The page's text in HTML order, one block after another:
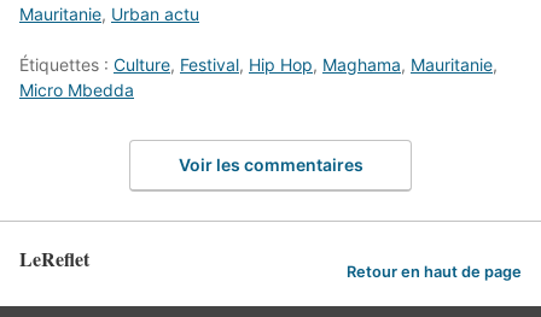
Mauritanie, Urban actu
Étiquettes : Culture, Festival, Hip Hop, Maghama, Mauritanie,
Micro Mbedda
Voir les commentaires
LeReflet Retour en haut de page